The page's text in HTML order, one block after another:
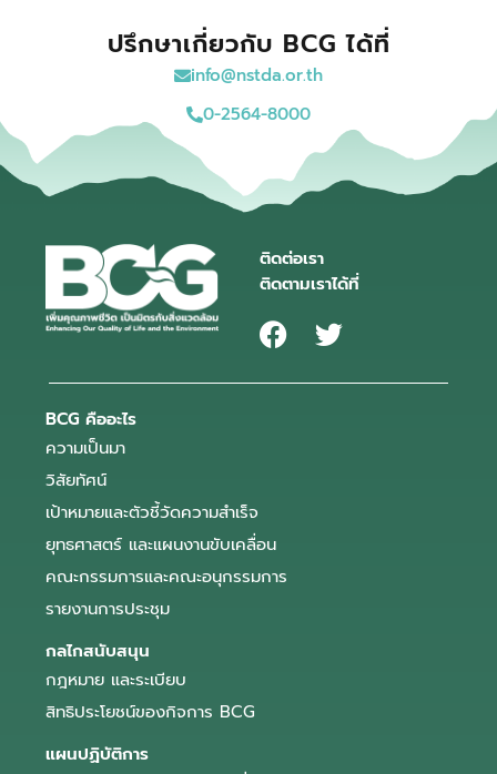
ปรึกษาเกี่ยวกับ BCG ได้ที่
info@nstda.or.th
0-2564-8000
ติดต่อเรา
ติดตามเราได้ที่
BCG คืออะไร
ความเป็นมา
วิสัยทัศน์
เป้าหมายและตัวชี้วัดความสำเร็จ
ยุทธศาสตร์ และแผนงานขับเคลื่อน
คณะกรรมการและคณะอนุกรรมการ
รายงานการประชุม
กลไกสนับสนุน
กฎหมาย และระเบียบ
สิทธิประโยชน์ของกิจการ BCG
แผนปฏิบัติการ